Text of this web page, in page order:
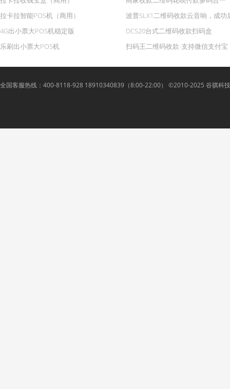
拉卡拉智能POS机（商用）
4G出小票大POS机稳定版
乐刷出小票大POS机
波普SLX1二维码收款云音响，成功
DCS20台式二维码收款扫码盒
扫码王二维码收款-支持微信支付宝
全国客服热线：400-8118-928 18910340839（8:00-22:00） ©2010-2025 谷骐科